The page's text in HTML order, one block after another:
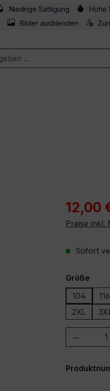
Niedrige Sättigung Hohe
Bilder ausblenden
12,00
Preise inkl.
Sofort
Größe
104
116
2XL